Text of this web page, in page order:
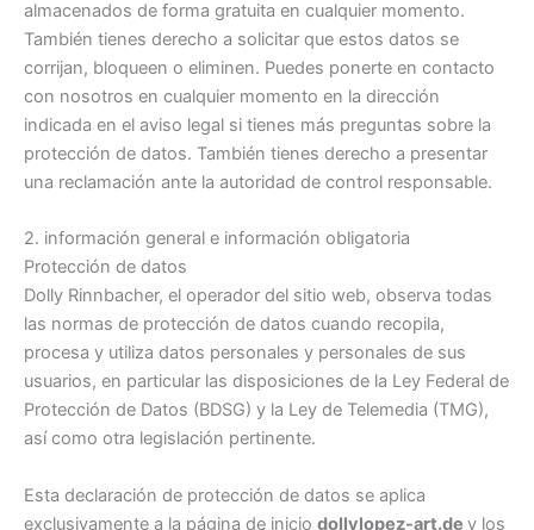
almacenados de forma gratuita en cualquier momento.
También tienes derecho a solicitar que estos datos se
corrijan, bloqueen o eliminen. Puedes ponerte en contacto
con nosotros en cualquier momento en la dirección
indicada en el aviso legal si tienes más preguntas sobre la
protección de datos. También tienes derecho a presentar
una reclamación ante la autoridad de control responsable.
2. información general e información obligatoria
Protección de datos
Dolly Rinnbacher, el operador del sitio web, observa todas
las normas de protección de datos cuando recopila,
procesa y utiliza datos personales y personales de sus
usuarios, en particular las disposiciones de la Ley Federal de
Protección de Datos (BDSG) y la Ley de Telemedia (TMG),
así como otra legislación pertinente.
Esta declaración de protección de datos se aplica
exclusivamente a la página de inicio dollylopez-art.de y los